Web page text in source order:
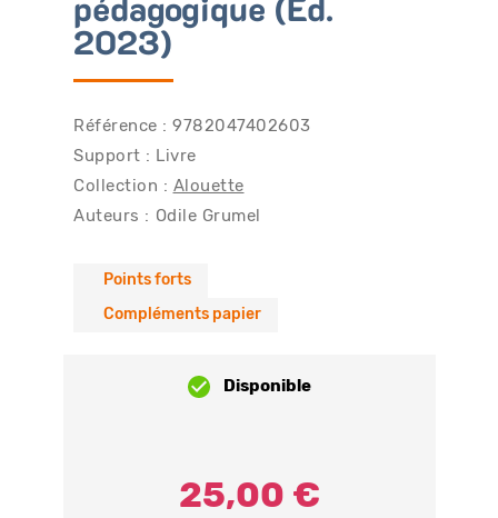
pédagogique (Ed.
2023)
Référence : 9782047402603
Support : Livre
Collection : Alouette
Auteurs : Odile Grumel
Points forts
Compléments papier
Disponible
25,00 €